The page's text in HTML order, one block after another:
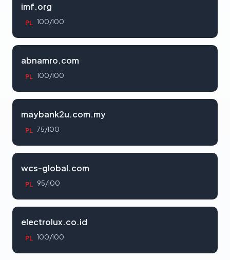
imf.org
PL 100/100
abnamro.com
PL 100/100
maybank2u.com.my
PL 75/100
wcs-global.com
PL 95/100
electrolux.co.id
PL 100/100